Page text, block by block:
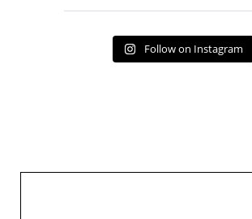
Follow on Instagram